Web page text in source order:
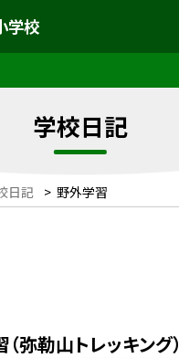
学校
学校日記
日記 > 野外学習
弥勒山トレッキング）